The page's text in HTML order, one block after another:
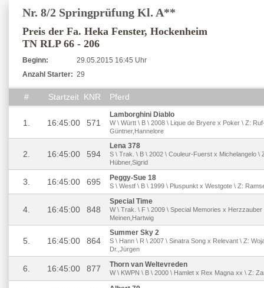
Nr. 8/2 Springprüfung Kl. A**
Preis der Fa. Heka Fenster, Hockenheim
TN RLP 66 - 206
Beginn:
29.05.2015 16:45 Uhr
Anzahl Starter: 29
# Startzeit KNR Pferd
1. 16:45:00 571
Lamborghini Diablo
W \ Württ \ B \ 2008 \ Lique de Bryere x Poker \ Z:
Güntner,Hannelore
2. 16:45:00 594
Lena 378
S \ Trak. \ B \ 2002 \ Couleur-Fuerst x Michelangelo \
Hübner,Sigrid
3. 16:45:00 695 Peggy-Sue 18
S \ Westf \ B \ 1999 \ Pluspunkt x Westgote \ Z:
4. 16:45:00 848
Special Time
W \ Trak. \ F \ 2009 \ Special Memories x
Meinen,Hartwig
5. 16:45:00 864
Summer Sky 2
S \ Hann \ R \ 2007 \ Sinatra Song x Relevant \ Z:
Dr.,Jürgen
6. 16:45:00 877 Thorn van Weltevreden
W \ KWPN \ B \ 2000 \ Hamlet x Rex Magna xx \ Z: